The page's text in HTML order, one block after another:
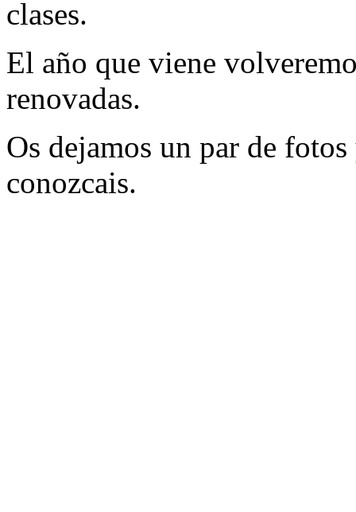
clases.
El año que viene
renovadas.
Os dejamos un par de
conozcais.